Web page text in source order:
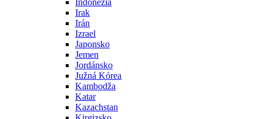
Indonézia
Irak
Irán
Izrael
Japonsko
Jemen
Jordánsko
Južná Kórea
Kambodža
Katar
Kazachstan